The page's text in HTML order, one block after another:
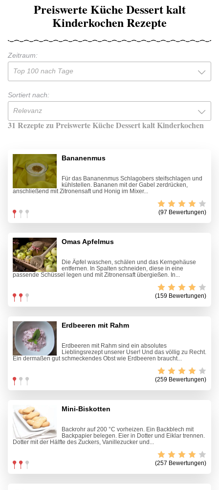
Preiswerte Küche Dessert kalt
Kinderkochen Rezepte
Zeitraum:
Top 100 nach Tage
Sortiert nach:
Relevanz
31 Rezepte zu Preiswerte Küche Dessert kalt Kinderkochen
Bananenmus
Für das Bananenmus Schlagobers steifschlagen und
kühlstellen. Bananen mit der Gabel zerdrücken,
anschließend mit Zitronensaft und Honig im Mixer...
(97 Bewertungen)
Omas Apfelmus
Die Äpfel waschen, schälen und das Kerngehäuse
entfernen. In Spalten schneiden, diese in eine
passende Schüssel legen und mit Zitronensaft übergießen. In...
(159 Bewertungen)
Erdbeeren mit Rahm
Erdbeeren mit Rahm sind ein absolutes
Lieblingsrezept unserer User! Und das völlig zu Recht.
Ein dermaßen gut schmeckendes Obst wie Erdbeeren braucht...
(259 Bewertungen)
Mini-Biskotten
Backrohr auf 200 °C vorheizen. Ein Backblech mit
Backpapier belegen. Eier in Dotter und Eiklar trennen.
Dotter mit der Hälfte des Zuckers, Vanillezucker und...
(257 Bewertungen)